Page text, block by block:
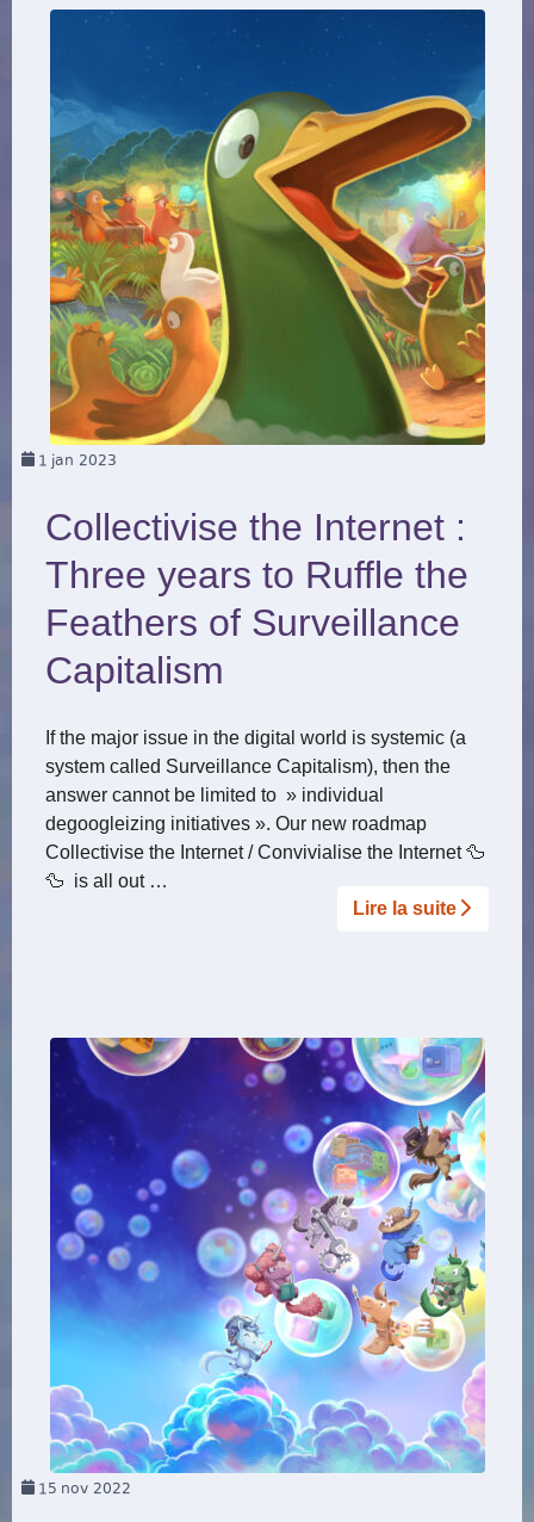
1 jan 2023
Collectivise the Internet :
Three years to Ruffle the
Feathers of Surveillance
Capitalism
If the major issue in the digital world is systemic (a
system called Surveillance Capitalism), then the
answer cannot be limited to » individual
degoogleizing initiatives ». Our new roadmap
Collectivise the Internet / Convivialise the Internet 🦆
🦆 is all out …
Lire la suite­­
15 nov 2022